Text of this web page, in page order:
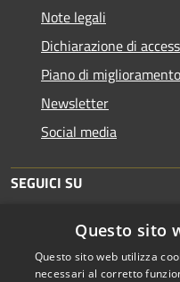
Note legali
Dichiarazione di
Piano di
Newsletter
Social media
SEGUICI SU
Questo sito
Questo sito web utilizza
necessari al corretto